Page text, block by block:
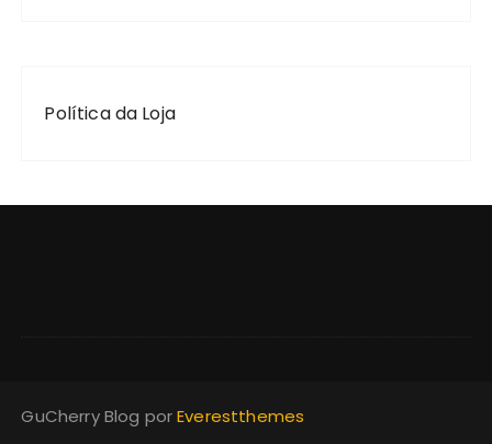
Política da Loja
GuCherry Blog porEverestthemes